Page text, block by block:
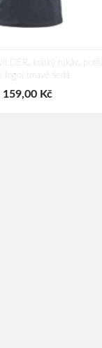
krátký rukáv, potisk
logo, tmavě šedá
159,00 Kč